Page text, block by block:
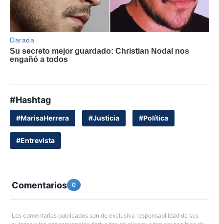
#Hashtag
#MarisaHerrera #Justicia #Política
#Entrevista
Comentarios 0
Los comentarios publicados son de exclusiva responsabilidad de sus